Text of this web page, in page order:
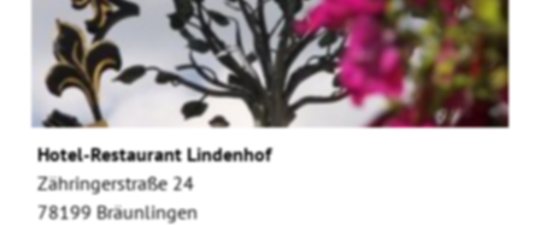
Hotel-Restaurant Lindenhof
Zähringerstraße 24
78199 Bräunlingen